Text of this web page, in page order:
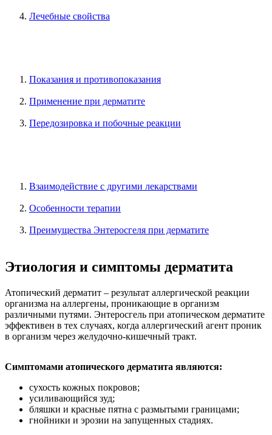
Лечебные свойства
Показания и противопоказания
Применение при дерматите
Передозировка и побочные реакции
Взаимодействие с другими лекарствами
Особенности терапии
Преимущества Энтеросгеля при дерматите
Этиология и симптомы дерматита
Атопический дерматит – результат аллергической реакции
организма на аллергены, проникающие в организм
различными путями. Энтеросгель при атопическом дерматите
эффективен в тех случаях, когда аллергический агент проник
в организм через желудочно-кишечный тракт.
Симптомами атопического дерматита являются:
сухость кожных покровов;
усиливающийся зуд;
бляшки и красные пятна с размытыми границами;
гнойники и эрозии на запущенных стадиях.